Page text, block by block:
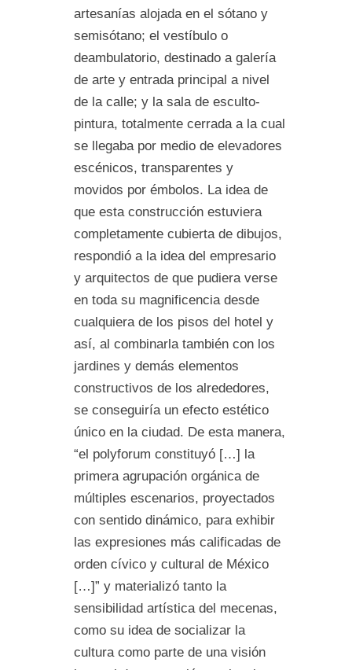
artesanías alojada en el sótano y
semisótano; el vestíbulo o
deambulatorio, destinado a galería
de arte y entrada principal a nivel
de la calle; y la sala de esculto-
pintura, totalmente cerrada a la cual
se llegaba por medio de elevadores
escénicos, transparentes y
movidos por émbolos. La idea de
que esta construcción estuviera
completamente cubierta de dibujos,
respondió a la idea del empresario
y arquitectos de que pudiera verse
en toda su magnificencia desde
cualquiera de los pisos del hotel y
así, al combinarla también con los
jardines y demás elementos
constructivos de los alrededores,
se conseguiría un efecto estético
único en la ciudad. De esta manera,
“el polyforum constituyó […] la
primera agrupación orgánica de
múltiples escenarios, proyectados
con sentido dinámico, para exhibir
las expresiones más calificadas de
orden cívico y cultural de México
[…]” y materializó tanto la
sensibilidad artística del mecenas,
como su idea de socializar la
cultura como parte de una visión